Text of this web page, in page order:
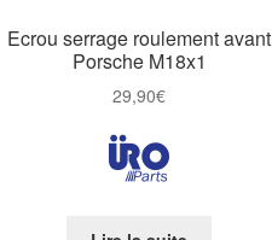
Ecrou serrage roulement avant
Porsche M18x1
29,90€